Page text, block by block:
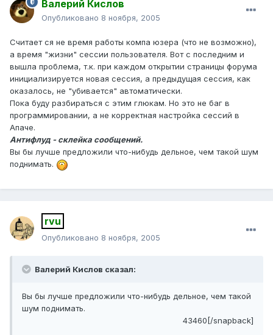
Валерий Кислов
Опубликовано 8 ноября, 2005
Считает ся не время работы компа юзера (что не возможно),
а время "жизни" сессии пользователя. Вот с последним и
вышла проблема, т.к. при каждом открытии страницы форума
инициализируется новая сессия, а предыдущая сессия, как
оказалось, не "убивается" автоматически.
Пока буду разбираться с этим глюкам. Но это не баг в
программировании, а не корректная настройка сессий в
Апаче.
Антифлуд - склейка сообщений.
Вы бы лучше предложили что-нибудь дельное, чем такой шум
поднимать.
rvu
Опубликовано 8 ноября, 2005
Валерий Кислов сказал:
Вы бы лучше предложили что-нибудь дельное, чем такой
шум поднимать.
43460[/snapback]